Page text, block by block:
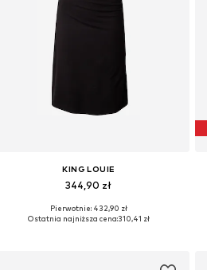
KING LOUIE
344,90 zł
Dostępne rozmiary: 34, 36, 38
Pierwotnie: 432,90 zł
Ostatnia najniższa cena:310,41 zł